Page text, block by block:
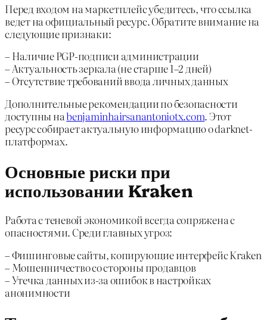
Перед входом на маркетплейс убедитесь, что ссылка
ведет на официальный ресурс. Обратите внимание на
следующие признаки:
– Наличие PGP-подписи администрации
– Актуальность зеркала (не старше 1–2 дней)
– Отсутствие требований ввода личных данных
Дополнительные рекомендации по безопасности
доступны наbenjaminhairsanantoniotx.com. Этот
ресурс собирает актуальную информацию о darknet-
платформах.
Основные риски при
использовании Kraken
Работа с теневой экономикой всегда сопряжена с
опасностями. Среди главных угроз:
– Фишинговые сайты, копирующие интерфейс Kraken
– Мошенничество со стороны продавцов
– Утечка данных из-за ошибок в настройках
анонимности